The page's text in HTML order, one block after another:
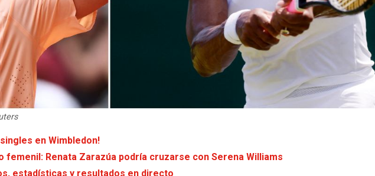
en Wimbledon!
femenil: Renata Zarazúa podría cruzarse con Serena Williams
estadísticas y resultados en directo